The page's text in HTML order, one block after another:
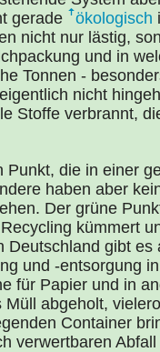
gerade
ökologisch
nicht nur lästig,
und in
Tonnen -
nicht
Stoffe verbrannt,
die in einer
haben aber
Der grüne
kümmert
Deutschland gibt es
und -entsorgung
für Papier und in
abgeholt,
Container
verwertbaren